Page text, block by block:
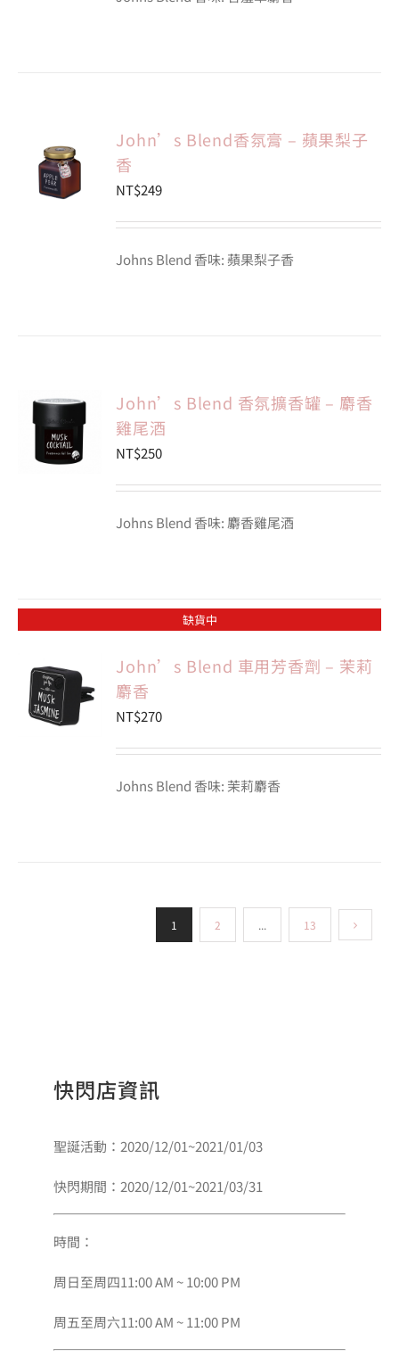
加入購
物車
John’s Blend香氛膏 – 蘋果梨子
香
NT$249
Johns Blend 香味: 蘋果梨子香
加入購
物車
John’s Blend 香氛擴香罐 – 麝香
雞尾酒
NT$250
Johns Blend 香味: 麝香雞尾酒
缺貨中
John’s Blend 車用芳香劑 – 茉莉
麝香
NT$270
Johns Blend 香味: 茉莉麝香
1 2 ... 13
快閃店資訊
聖誕活動：2020/12/01~2021/01/03
快閃期間：2020/12/01~2021/03/31
時間：
周日至周四11:00 AM ~ 10:00 PM
周五至周六11:00 AM ~ 11:00 PM